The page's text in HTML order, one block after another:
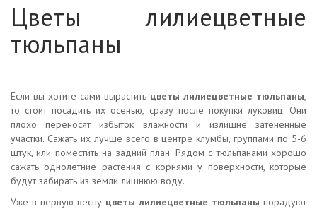
Цветы лилиецветные
тюльпаны
Если вы хотите сами вырастить цветы лилиецветные тюльпаны,
то стоит посадить их осенью, сразу после покупки луковиц. Они
плохо переносят избыток влажности и излишне затененные
участки. Сажать их лучше всего в центре клумбы, группами по 5-6
штук, или поместить на задний план. Рядом с тюльпанами хорошо
сажать однолетние растения с корнями у поверхности, которые
будут забирать из земли лишнюю воду.
Уже в первую весну цветы лилиецветные тюльпаны порадуют